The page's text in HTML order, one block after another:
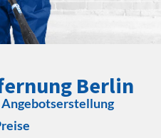
Berlin